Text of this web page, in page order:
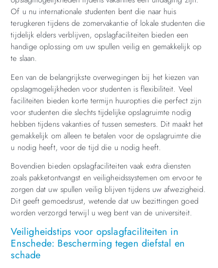
Of u nu internationale studenten bent die naar huis
terugkeren tijdens de zomervakantie of lokale studenten die
tijdelijk elders verblijven, opslagfaciliteiten bieden een
handige oplossing om uw spullen veilig en gemakkelijk op
te slaan.
Een van de belangrijkste overwegingen bij het kiezen van
opslagmogelijkheden voor studenten is flexibiliteit. Veel
faciliteiten bieden korte termijn huuropties die perfect zijn
voor studenten die slechts tijdelijke opslagruimte nodig
hebben tijdens vakanties of tussen semesters. Dit maakt het
gemakkelijk om alleen te betalen voor de opslagruimte die
u nodig heeft, voor de tijd die u nodig heeft.
Bovendien bieden opslagfaciliteiten vaak extra diensten
zoals pakketontvangst en veiligheidssystemen om ervoor te
zorgen dat uw spullen veilig blijven tijdens uw afwezigheid.
Dit geeft gemoedsrust, wetende dat uw bezittingen goed
worden verzorgd terwijl u weg bent van de universiteit.
Veiligheidstips voor opslagfaciliteiten in
Enschede: Bescherming tegen diefstal en
schade